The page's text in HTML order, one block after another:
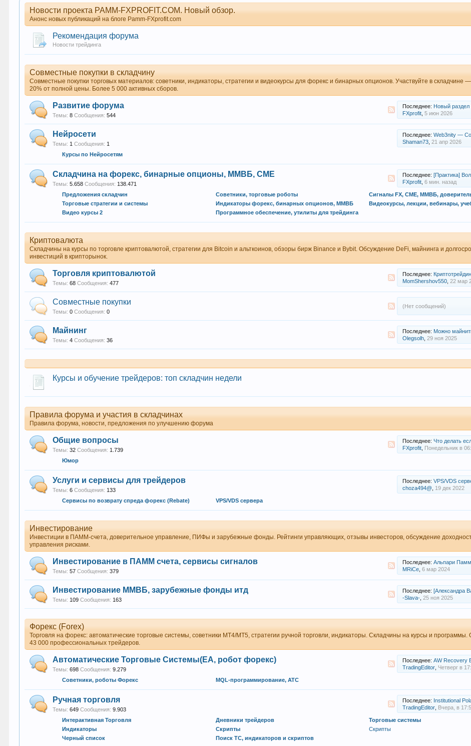
Новости проекта PAMM-FXPROFIT.COM. Новый обзор.
Анонс новых публикаций на блоге Pamm-FXprofit.com
Рекомендация форума
Новости трейдинга
Совместные покупки в складчину
Совместные покупки торговых материалов: советники, индикаторы, стратегии и видеокурсы для форекс и бинарных опционов. Участвуйте в складчине
20% от полной цены. Более 5 000 активных сборов.
Развитие форума
Темы: 8 Сообщения: 544
Последнее: Новый раздел «Топ складчин недели» —
FXprofit, 5 июн 2026
Нейросети
Темы: 1 Сообщения: 1
Курсы по Нейросетям
Последнее: Web3nity — Создавай AI-
Shaman73, 21 апр 2026
Складчина на форекс, бинарные опционы, ММВБ, CME
Темы: 5.658 Сообщения: 138.471
Предложения складчин
Советники, торговые роботы
Торговые стратегии и системы
Индикаторы форекс, бинарных опционов, ММВБ
Видеокурсы, лекции, вебинары,
Видео курсы 2
Программное обеспечение, утилиты для трейдинга
Последнее: [Практика] Волновой анализ Эллиотта: От
FXprofit, 6 мин. назад
Криптовалюта
Складчины на курсы по торговле криптовалютой, стратегии для Bitcoin и альткоинов, обзоры бирж Binance и Bybit. Обсуждение DeFi, майнинга и
инвестиций в крипторынок.
Торговля криптовалютой
Темы: 68 Сообщения: 477
Последнее: Криптотрейдинг от
MomShershov550, 22 мар
Совместные покупки
Темы: 0 Сообщения: 0
(Нет сообщений)
Майнинг
Темы: 4 Сообщения: 36
Последнее: Можно майнить
Olegsolh, 29 ноя 2025
Курсы и обучение трейдеров: топ складчин недели
Правила форума и участия в складчинах
Правила форума, новости, предложения по улучшению форума
Общие вопросы
Темы: 32 Сообщения: 1.739
Юмор
Последнее: Что делать если Вы
FXprofit, Понедельник в
Услуги и сервисы для трейдеров
Темы: 6 Сообщения: 133
Сервисы по возврату спреда форекс (Rebate)
VPS/VDS сервера
Последнее: VPS/VDS
choza494@, 19 дек 2022
Инвестирование
Инвестиции в ПАММ-счета, доверительное управление, ПИФы и зарубежные фонды. Рейтинги управляющих, отзывы инвесторов, обсуждение
управления рисками.
Инвестирование в ПАММ счета, сервисы сигналов
Темы: 57 Сообщения: 379
Последнее: Альпари Памм
MRiCe, 6 мар 2024
Инвестирование ММВБ, зарубежные фонды итд
Темы: 109 Сообщения: 163
Последнее: [Александра Вальд]
-Slava-, 25 ноя 2025
Форекс (Forex)
Торговля на форекс: автоматические торговые системы, советники MT4/MT5, стратегии ручной торговли, индикаторы. Складчины на курсы и
43 000 профессиональных трейдеров.
Автоматические Торговые Системы(EA, робот форекс)
Темы: 698 Сообщения: 9.279
Советники, роботы Форекс
MQL-программирование, АТС
Последнее: AW Recovery EA -
TradingEditor, Четверг в
Ручная торговля
Темы: 649 Сообщения: 9.903
Интерактивная Торговля
Дневники трейдеров
Торговые системы
Индикаторы
Скрипты
Скрипты
Черный список
Поиск ТС, индикаторов и скриптов
Последнее: Institutional PolarLabs SMC OB Sweep
TradingEditor, Вчера, в